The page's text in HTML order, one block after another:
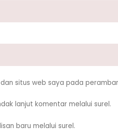
situs web saya pada
lanjut komentar melalui surel.
baru melalui surel.